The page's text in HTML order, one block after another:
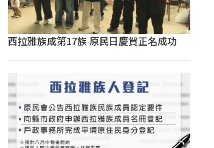
西拉雅族成第17族 原民日慶賀正名成功